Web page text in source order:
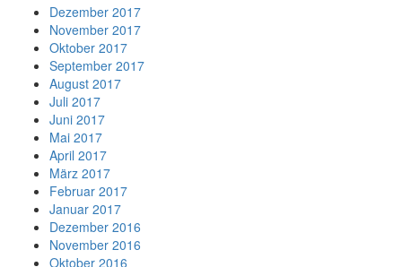
Dezember 2017
November 2017
Oktober 2017
September 2017
August 2017
Juli 2017
Juni 2017
Mai 2017
April 2017
März 2017
Februar 2017
Januar 2017
Dezember 2016
November 2016
Oktober 2016